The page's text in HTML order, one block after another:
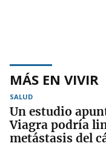
MÁS EN VIVIR
SALUD
Un estudio
Viagra podría
metástasis del